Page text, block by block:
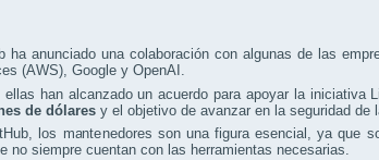
ha anunciado una colaboración con algunas de las
(AWS), Google y OpenAI.
ellas han alcanzado un acuerdo para apoyar la iniciativa
de dólares y el objetivo de avanzar en la seguridad de
los mantenedores son una figura esencial, ya que
no siempre cuentan con las herramientas necesarias.